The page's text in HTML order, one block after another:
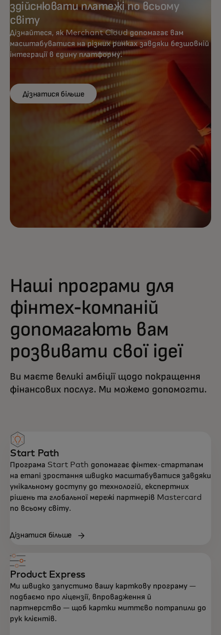
здійснювати платежі по всьому
світу
Дізнайтеся, як Merchant Cloud допомагає вам
масштабуватися на різних ринках завдяки безшовній
інтеграції в єдину платформу.
Дізнатися більше
Наші програми для
фінтех-компаній
допомагають вам
розвивати свої ідеї
Ви маєте великі амбіції щодо покращення
фінансових послуг. Ми можемо допомогти.
Start Path
Програма Start Path допомагає фінтех-стартапам
на етапі зростання швидко масштабуватися завдяки
унікальному доступу до технологій, експертних
рішень та глобальної мережі партнерів Mastercard
по всьому світу.
Дізнатися більше
Product Express
Ми швидко запустимо вашу карткову програму —
подбаємо про ліцензії, впровадження й
партнерство — щоб картки миттєво потрапили до
рук клієнтів.